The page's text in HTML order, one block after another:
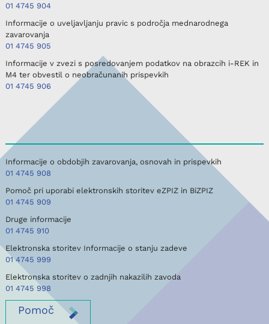
01 4745 904
Informacije o uveljavljanju pravic s področja mednarodnega
zavarovanja
01 4745 905
Informacije v zvezi s posredovanjem podatkov na obrazcih i-REK in
M4 ter obvestil o neobračunanih prispevkih
01 4745 906
Informacije o obdobjih zavarovanja, osnovah in prispevkih
01 4745 908
Pomoč pri uporabi elektronskih storitev eZPIZ in BiZPIZ
01 4745 909
Druge informacije
01 4745 910
Elektronska storitev Informacije o stanju zadeve
01 4745 999
Elektronska storitev o zadnjih nakazilih zavoda
01 4745 998
Pomoč